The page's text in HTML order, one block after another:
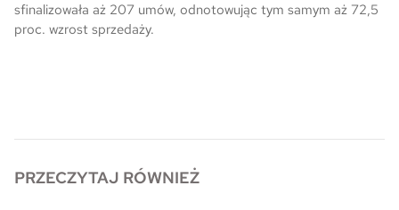
sfinalizowała aż 207 umów, odnotowując tym samym aż 72,5
proc. wzrost sprzedaży.
PRZECZYTAJ RÓWNIEŻ
Skwer Witosa w Piastowie